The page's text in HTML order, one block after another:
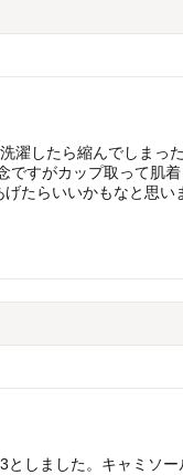
濯したら縮んでしまっ
すがカップ取って肌着
たらいいかもなと思い
しました。キャミソー